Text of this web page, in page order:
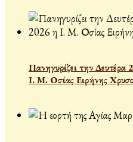
Πανηγυρίζει την Δευτέρα
Ι. Μ. Οσίας Ειρήνης